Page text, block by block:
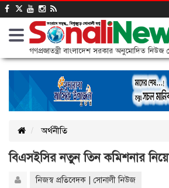
গণপ্রজাতন্ত্রী বাংলাদেশ সরকার অনুমোদিত নিউজ
অর্থনীতি
বিএসইসির নতুন তিন কমিশনার
নিজস্ব প্রতিবেদক | সোনালী নিউজ